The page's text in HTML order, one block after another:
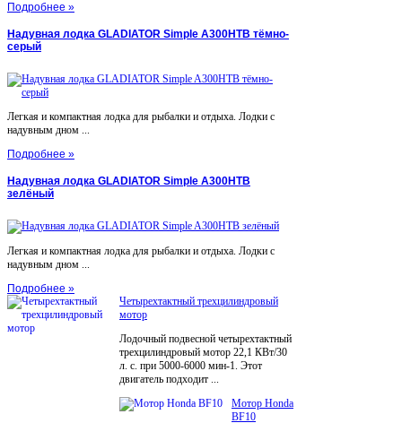
Подробнее »
Надувная лодка GLADIATOR Simple A300НТВ тёмно-
серый
Легкая и компактная лодка для рыбалки и отдыха. Лодки с
надувным дном ...
Подробнее »
Надувная лодка GLADIATOR Simple A300НТВ
зелёный
Легкая и компактная лодка для рыбалки и отдыха. Лодки с
надувным дном ...
Подробнее »
Четырехтактный трехцилиндровый
мотор
Лодочный подвесной четырехтактный
трехцилиндровый мотор 22,1 КВт/30
л. с. при 5000-6000 мин-1. Этот
двигатель подходит ...
Мотор Honda
BF10